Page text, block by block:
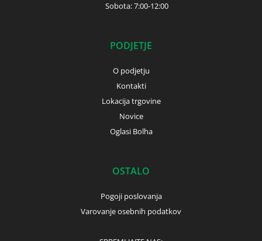
Sobota: 7:00-12:00
PODJETJE
O podjetju
Kontakti
Lokacija trgovine
Novice
Oglasi Bolha
OSTALO
Pogoji poslovanja
Varovanje osebnih podatkov